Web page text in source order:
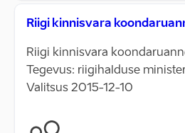
Riigi kinnisvara
Riigi kinnisvara
Tegevus: riigihalduse
Valitsus 2015-12-10